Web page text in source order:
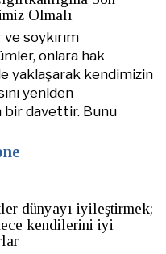
Olmalı
soykırım
onlara hak
yaklaşarak kendimizin
yeniden
bir davettir. Bunu
dünyayı iyileştirmek;
kendilerini iyi